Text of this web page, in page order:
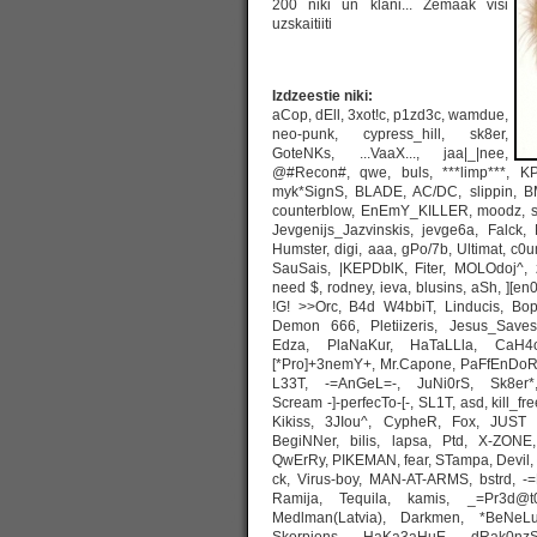
200 niki un klani... Zemaak visi
uzskaitiiti
Izdzeestie niki:
aCop, dEll, 3xot!c, p1zd3c, wamdue,
neo-punk, cypress_hill, sk8er,
GoteNKs, ...VaaX..., jaa|_|nee,
@#Recon#, qwe, buls, ***limp***,
myk*SignS, BLADE, AC/DC, slippin,
counterblow, EnEmY_KILLER, moodz,
Jevgenijs_Jazvinskis, jevge6a, Falck,
Humster, digi, aaa, gPo/7b, Ultimat,
SauSais, |KEPDblK, Fiter,
need $, rodney, ieva, blusins, aSh,
!G! >>Orc, B4d W4bbiT, Linducis,
Demon 666, Pletiizeris,
Edza, PlaNaKur, HaTaLLla,
[*Pro]+3nemY+, Mr.Capone,
L33T, -=AnGeL=-, JuNi0rS,
Scream -]-perfecTo-[-, SL1T, asd,
Kikiss, 3JIou^, CypheR, Fox, JUST
BegiNNer, bilis, lapsa, Ptd, X-
QwErRy, PIKEMAN, fear, STampa,
ck, Virus-boy, MAN-AT-ARMS, bstrd, -
Ramija, Tequila, kamis, _=Pr3d
Medlman(Latvia), Darkmen,